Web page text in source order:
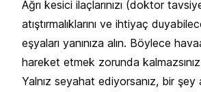
Ağrı kesici ilaçlarınızı (doktor
atıştırmalıklarını ve ihtiyaç
eşyaları yanınıza alın. Böylece
hareket etmek zorunda
Yalnız seyahat ediyorsanız, bir şey